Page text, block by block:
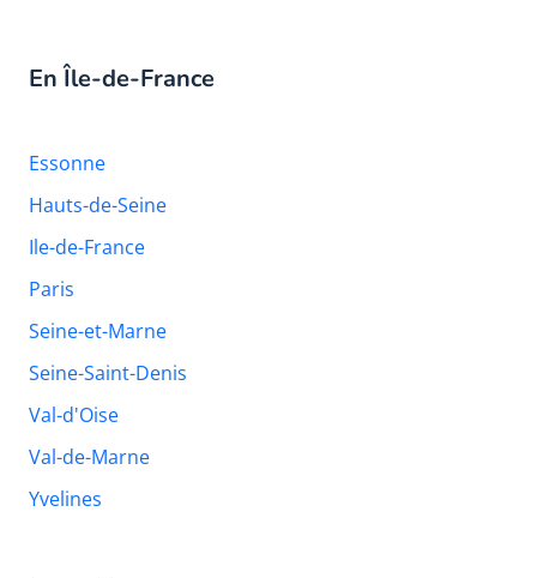
En Île-de-France
Essonne
Hauts-de-Seine
Ile-de-France
Paris
Seine-et-Marne
Seine-Saint-Denis
Val-d'Oise
Val-de-Marne
Yvelines